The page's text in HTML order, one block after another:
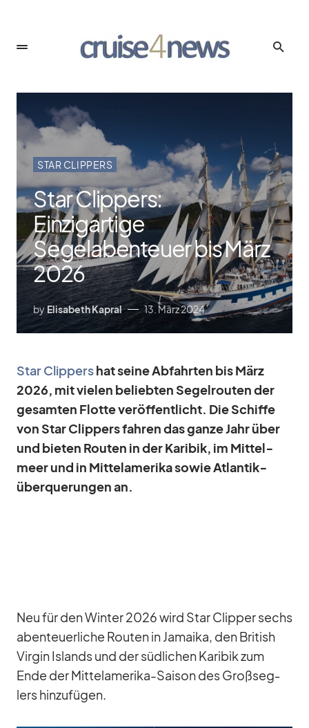
STAR CLIPPERS
Star Clippers:
Einzigartige
Segelabenteuer bis März
2026
by Elisabeth Kapral 13. März 2024
Star Clip­pershat seine Ab­fahr­ten bis März
2026, mit vie­len be­lieb­ten Se­gel­rou­ten der
ge­sam­ten Flotte ver­öf­fent­licht. Die Schiffe
von Star Clip­pers fah­ren das ganze Jahr über
und bie­ten Rou­ten in der Ka­ri­bik, im Mit­tel­
meer und in Mit­tel­ame­rika so­wie At­lan­tik­
über­que­run­gen an.
Neu für den Win­ter 2026 wird Star Clip­per sechs
aben­teu­er­li­che Rou­ten in Ja­maika, den Bri­tish
Vir­gin Is­lands und der süd­li­chen Ka­ri­bik zum
Ende der Mit­tel­ame­rika-Sai­son des Groß­seg­
lers hin­zu­fü­gen.